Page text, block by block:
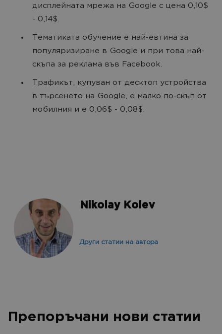
дисплейната мрежа на Google с цена 0,10$
- 0,14$.
Тематиката обучение е най-евтина за
популяризиране в Google и при това най-
скъпа за реклама във Facebook.
Трафикът, купуван от десктоп устройства
в търсенето на Google, е малко по-скъп от
мобилния и е 0,06$ - 0,08$.
Nikolay Kolev
Други статии на автора
Препоръчани нови статии